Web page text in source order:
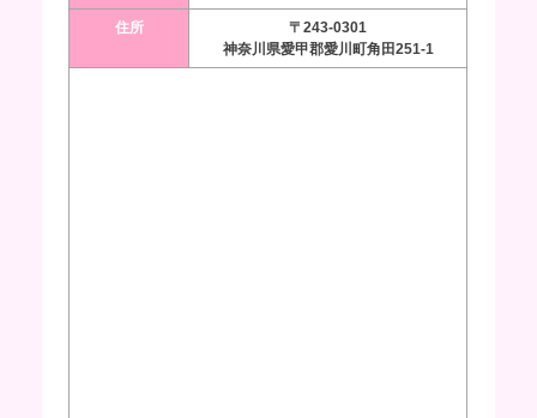
住所
〒243-0301
神奈川県愛甲郡愛川町角田251-1